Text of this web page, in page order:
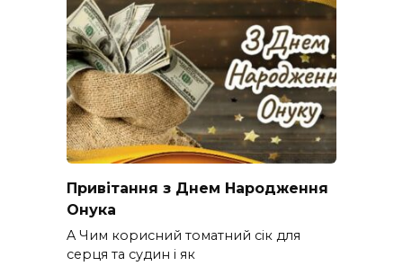
Привітання з Днем Народження
Онука
A Чим корисний томатний сік для
серця та судин і як